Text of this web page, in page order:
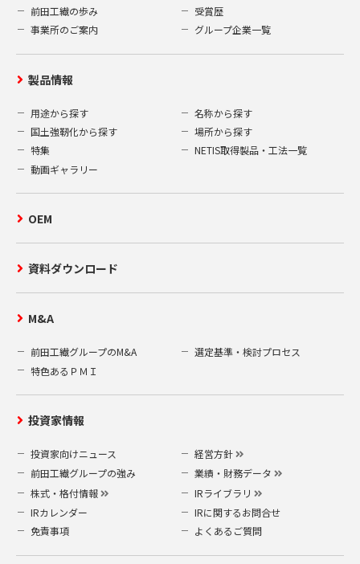
前田工繊の歩み
受賞歴
事業所のご案内
グループ企業一覧
製品情報
用途から探す
名称から探す
国土強靭化から探す
場所から探す
特集
NETIS取得製品・工法一覧
動画ギャラリー
OEM
資料ダウンロード
M&A
前田工繊グループのM&A
選定基準・検討プロセス
特色あるＰＭＩ
投資家情報
投資家向けニュース
経営方針
前田工繊グループの強み
業績・財務データ
株式・格付情報
IRライブラリ
IRカレンダー
IRに関するお問合せ
免責事項
よくあるご質問